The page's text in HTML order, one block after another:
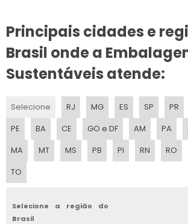
EMBALAGEM PARA CAMISETA
EMBALAGEM PLASTICO BOLHA
EMBALAGEM PARA CAMISA
EMBALAGEM PARA RACAO
EMBALAGEM PARA SALGADINHO
EMBALAGEM PARA MALA
Principais cidades e
Brasil onde a
Sustentáveis atende:
Selecione RJ MG ES SP PR
PE
BA CE GO e DF AM PA
MA
MT MS PB PI RN RO
TO
Selecione a região do
Brasil